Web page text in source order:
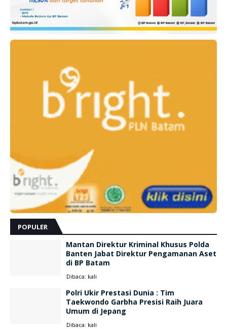
POPULER
Mantan Direktur Kriminal Khusus Polda
Banten Jabat Direktur Pengamanan Aset
di BP Batam
Dibaca: kali
Polri Ukir Prestasi Dunia : Tim
Taekwondo Garbha Presisi Raih Juara
Umum di Jepang
Dibaca: kali